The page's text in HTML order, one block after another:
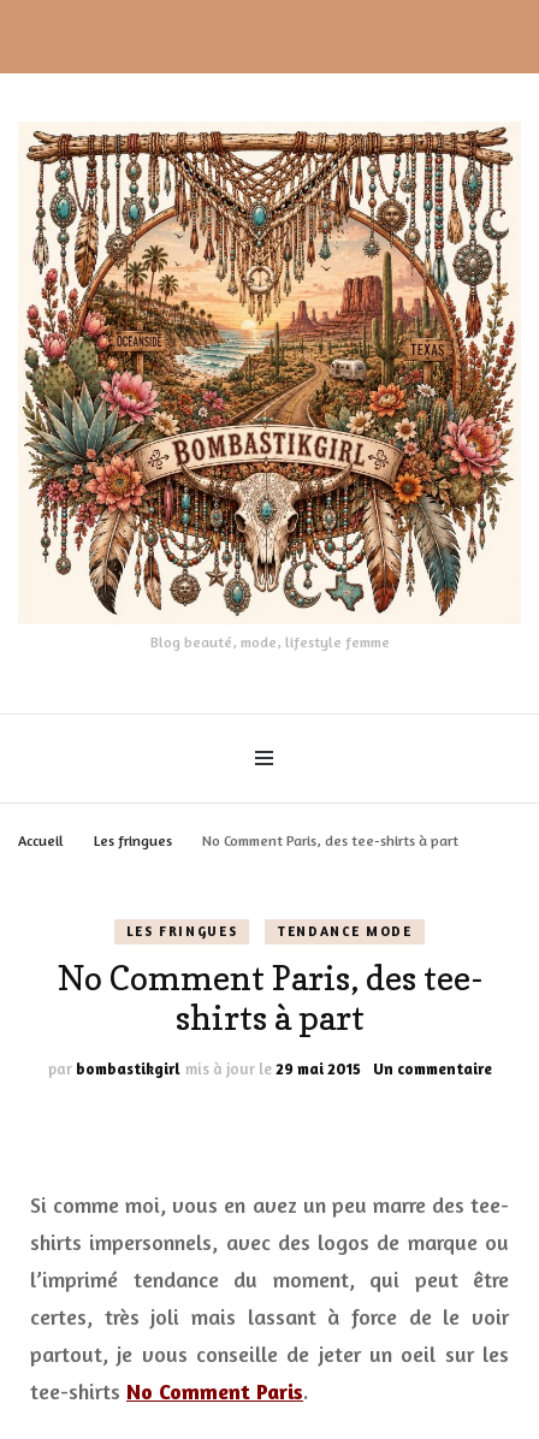
Blog beauté, mode, lifestyle femme
Accueil Les fringues No Comment Paris, des tee-shirts à part
LES FRINGUES TENDANCE MODE
No Comment Paris, des tee-
shirts à part
par bombastikgirl mis à jour le29 mai 2015 Un commentairesur
shirts
à
Si comme moi, vous en avez un peu marre des tee-
shirts impersonnels, avec des logos de marque ou
l’imprimé tendance du moment, qui peut être
certes, très joli mais lassant à force de le voir
partout, je vous conseille de jeter un oeil sur les
tee-shirts No Comment Paris.